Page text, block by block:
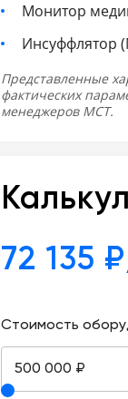
Монитор
Инсуффлятор
Представленные
фактических
менеджеров МСТ.
72 135
Стоимость
500 000 ₽